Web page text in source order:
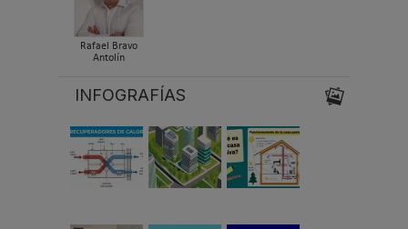
Rafael Bravo
Antolín
INFOGRAFÍAS